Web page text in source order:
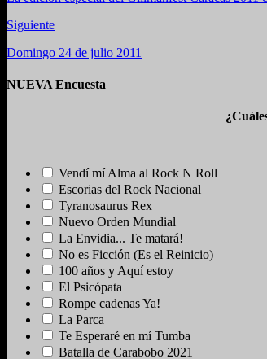
Siguiente
Domingo 24 de julio 2011
NUEVA Encuesta
Vendí mí Alma al Rock N Roll
Escorias del Rock Nacional
Tyranosaurus Rex
Nuevo Orden Mundial
La Envidia... Te matará!
No es Ficción (Es el Reinicio)
100 años y Aquí estoy
El Psicópata
Rompe cadenas Ya!
La Parca
Te Esperaré en mí Tumba
Batalla de Carabobo 2021